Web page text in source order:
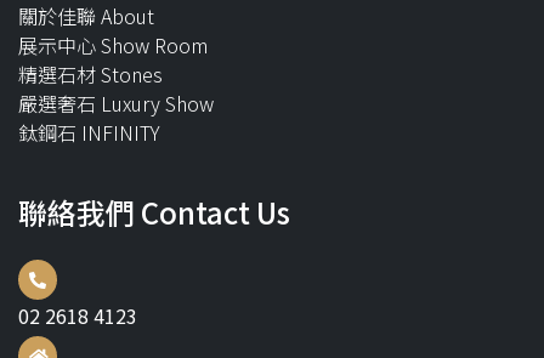
關於佳聯 About
展示中心 Show Room
精選石材 Stones
嚴選奢石 Luxury Show
鈦鋼石 INFINITY
聯絡我們 Contact Us
02 2618 4123